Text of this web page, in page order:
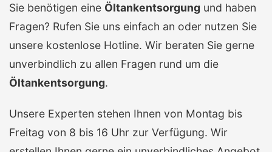
Sie benötigen eine Öltankentsorgung und haben
Fragen? Rufen Sie uns einfach an oder nutzen Sie
unsere kostenlose Hotline. Wir beraten Sie gerne
unverbindlich zu allen Fragen rund um die
Öltankentsorgung.
Unsere Experten stehen Ihnen von Montag bis
Freitag von 8 bis 16 Uhr zur Verfügung. Wir